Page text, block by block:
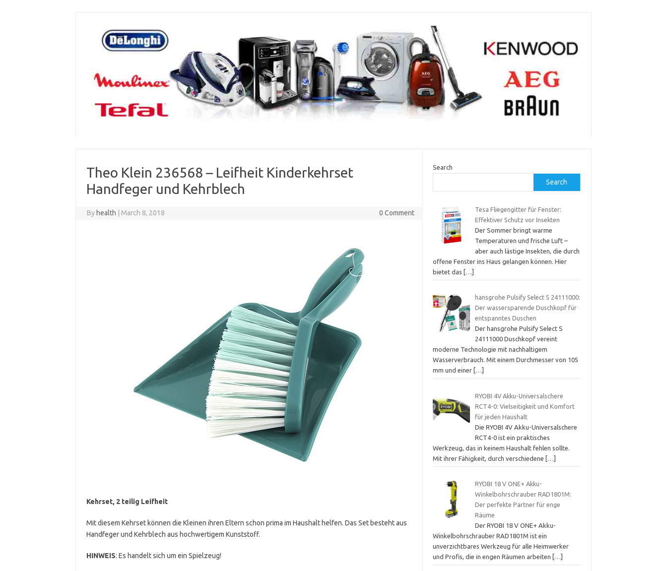
Theo Klein 236568 – Leifheit Kinderkehrset
Handfeger und Kehrblech
By health March 8, 2018 0 Comment
Kehrset, 2 teilig Leifheit
Mit diesem Kehrset können die Kleinen ihren Eltern schon prima im Haushalt helfen. Das Set besteht aus
Handfeger und Kehrblech aus hochwertigem Kunststoff.
HINWEIS: Es handelt sich um ein Spielzeug!
Search
Search
Tesa Fliegengitter für Fenster:
Effektiver Schutz vor Insekten
Der Sommer bringt warme
Temperaturen und frische Luft –
aber auch lästige Insekten, die durch
offene Fenster ins Haus gelangen können. Hier
bietet das
[…]
hansgrohe Pulsify Select S 24111000:
Der wassersparende Duschkopf für
entspanntes Duschen
Der hansgrohe Pulsify Select S
24111000 Duschkopf vereint
moderne Technologie mit nachhaltigem
Wasserverbrauch. Mit einem Durchmesser von 105
mm und einer […]
RYOBI 4V Akku-Universalschere
RCT4-0: Vielseitigkeit und Komfort
für jeden Haushalt
Die RYOBI 4V Akku-Universalschere
RCT4-0 ist ein praktisches
Werkzeug, das in keinem Haushalt fehlen sollte.
Mit ihrer Fähigkeit, durch verschiedene
[…]
RYOBI 18 V ONE+ Akku-
Winkelbohrschrauber RAD1801M:
Der perfekte Partner für enge
Räume
Der RYOBI 18 V ONE+ Akku-
Winkelbohrschrauber RAD1801M ist ein
unverzichtbares Werkzeug für alle Heimwerker
und Profis, die in engen Räumen arbeiten
[…]